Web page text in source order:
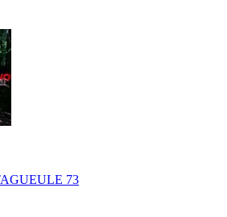
73